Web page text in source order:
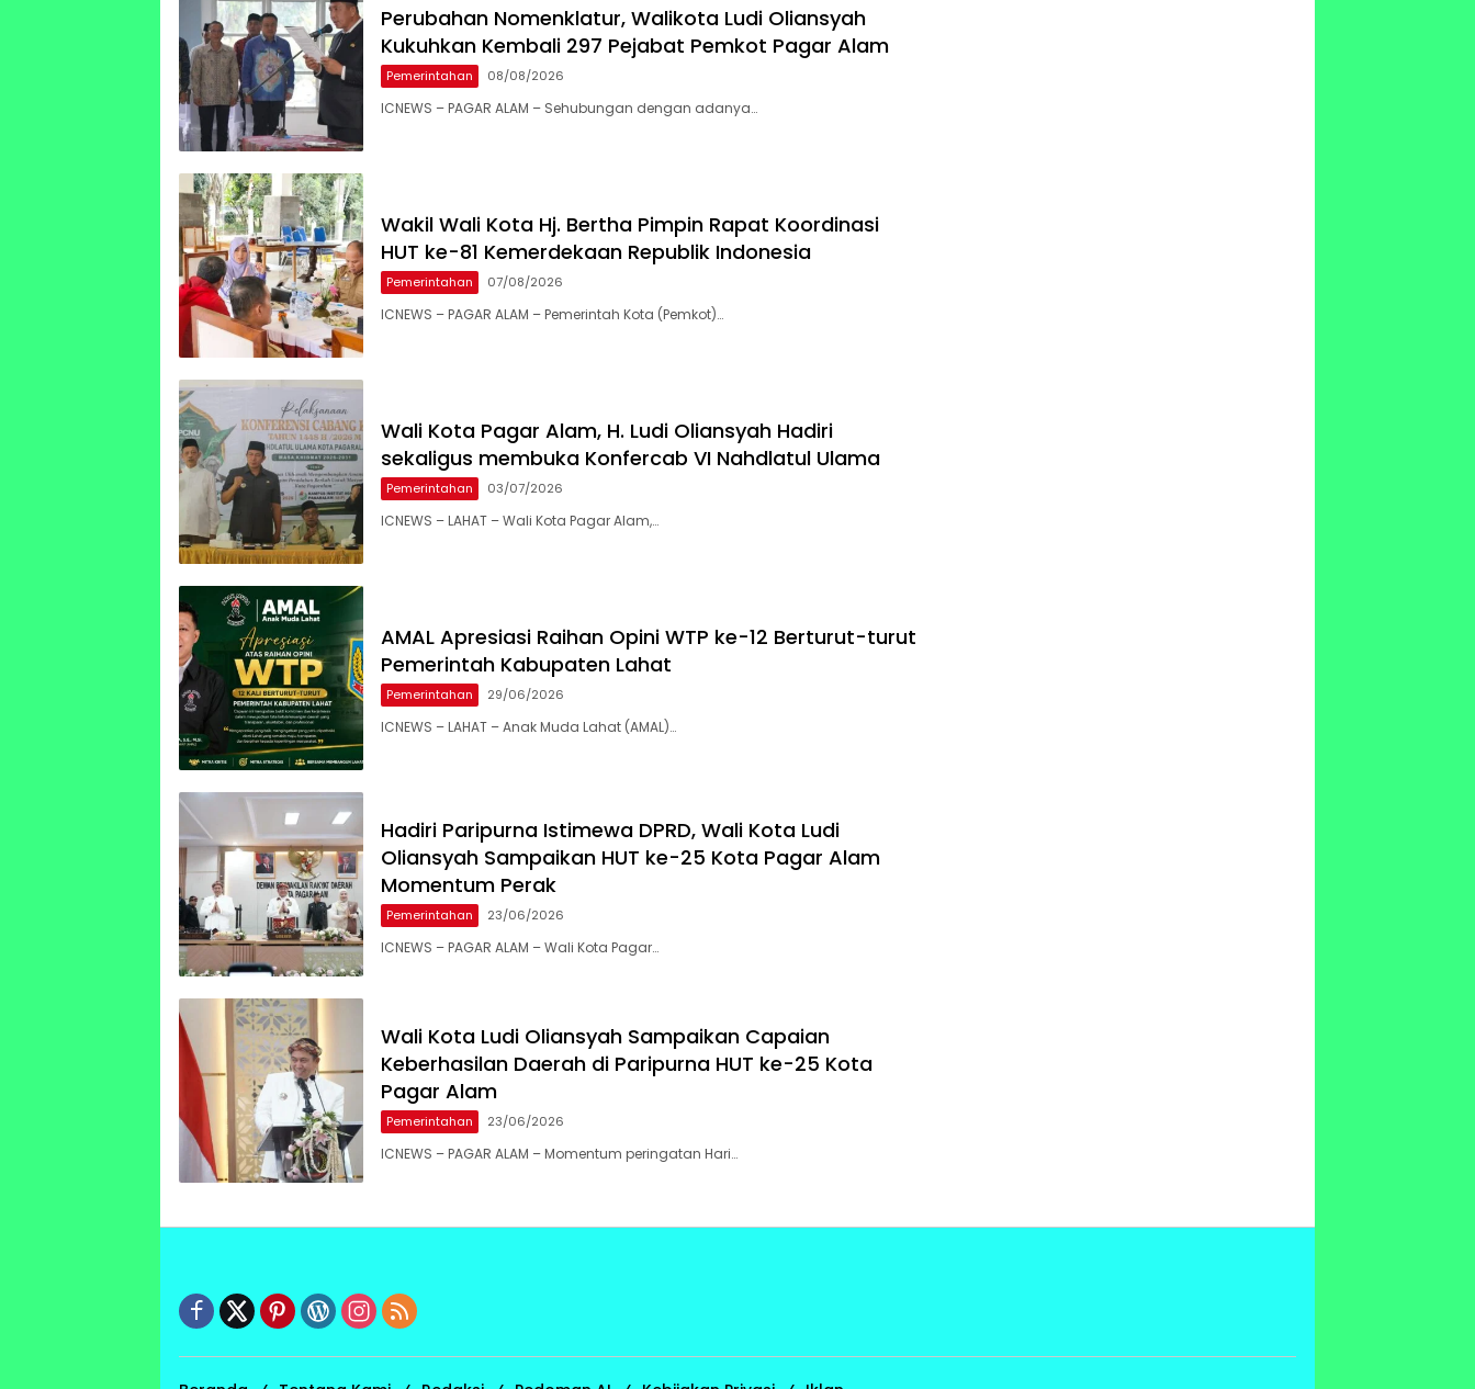
Perubahan Nomenklatur, Walikota Ludi Oliansyah
Kukuhkan Kembali 297 Pejabat Pemkot Pagar Alam
Pemerintahan 08/08/2026
ICNEWS – PAGAR ALAM – Sehubungan dengan adanya…
Wakil Wali Kota Hj. Bertha Pimpin ​Rapat Koordinasi
HUT ke-81 Kemerdekaan Republik Indonesia
Pemerintahan 07/08/2026
ICNEWS – PAGAR ALAM – Pemerintah Kota (Pemkot)…
Wali Kota Pagar Alam, H. Ludi Oliansyah Hadiri
sekaligus membuka Konfercab VI Nahdlatul Ulama
Pemerintahan 03/07/2026
ICNEWS – LAHAT – Wali Kota Pagar Alam,…
AMAL Apresiasi Raihan Opini WTP ke-12 Berturut-turut
Pemerintah Kabupaten Lahat
Pemerintahan 29/06/2026
ICNEWS – LAHAT – Anak Muda Lahat (AMAL)…
Hadiri Paripurna Istimewa DPRD, Wali Kota Ludi
Oliansyah Sampaikan HUT ke-25 Kota Pagar Alam
Momentum Perak
Pemerintahan 23/06/2026
ICNEWS – PAGAR ALAM – Wali Kota Pagar…
Wali Kota Ludi Oliansyah Sampaikan Capaian
Keberhasilan Daerah di Paripurna HUT ke-25 Kota
Pagar Alam
Pemerintahan 23/06/2026
ICNEWS – PAGAR ALAM – Momentum peringatan Hari…